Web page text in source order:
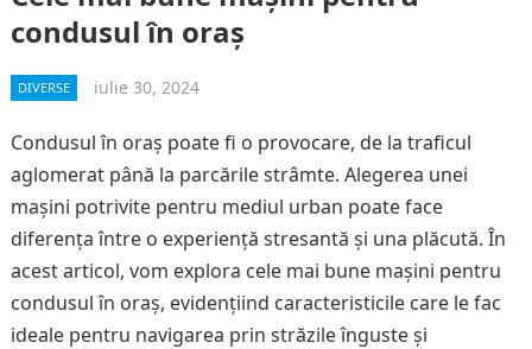
condusul în oraș
DIVERSE iulie 30, 2024
Condusul în oraș poate fi o provocare, de la traficul
aglomerat până la parcările strâmte. Alegerea unei
mașini potrivite pentru mediul urban poate face
diferența între o experiență stresantă și una plăcută. În
acest articol, vom explora cele mai bune mașini pentru
condusul în oraș, evidențiind caracteristicile care le fac
ideale pentru navigarea prin străzile înguste și